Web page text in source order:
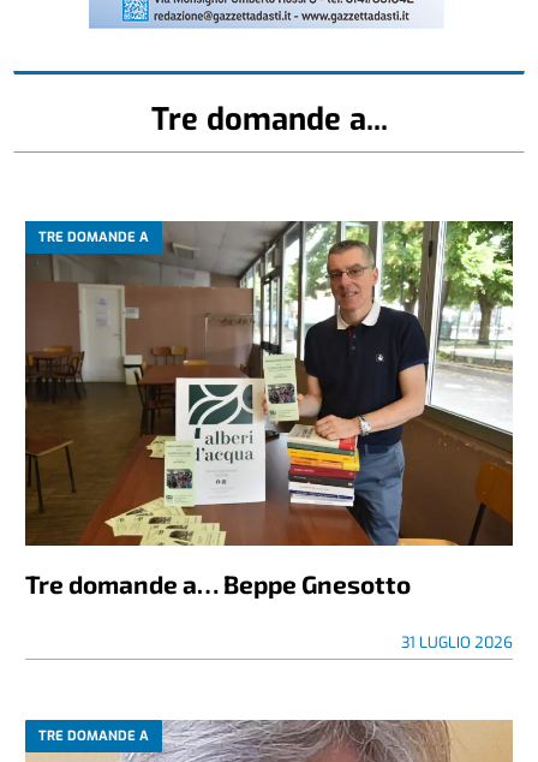
Tre domande a...
TRE DOMANDE A
Tre domande a… Beppe Gnesotto
31 LUGLIO 2026
TRE DOMANDE A